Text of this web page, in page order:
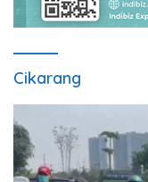
Cikarang